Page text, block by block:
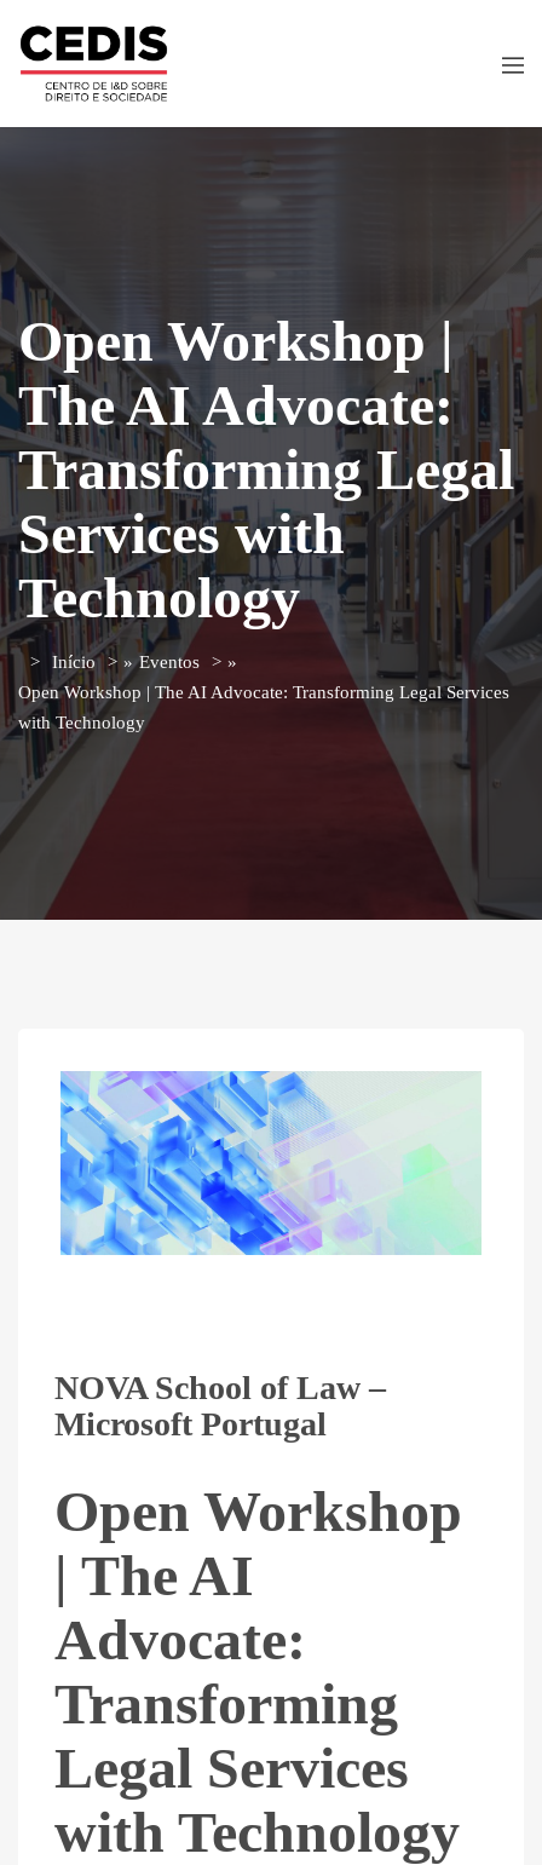
Open Workshop |
The AI Advocate:
Transforming Legal
Services with
Technology
Início » Eventos
»
Open Workshop | The AI Advocate: Transforming Legal Services
with Technology
NOVA School of Law –
Microsoft Portugal
Open Workshop
| The AI
Advocate:
Transforming
Legal Services
with Technology